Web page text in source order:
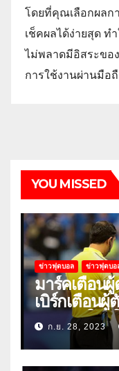
โดยที่คุณเลือกผลก
เช็คผลได้ง่ายสุด ท
ไม่พลาดมีอิสระขอ
การใช้งานผ่านมือ
YOU MISSED
ข่าวฟุตบอล ข่าวฟุตบอ
มาร์คเตือน
เบิร์กเตือนผู้
‘ยอมแพ้ใน
ก.ย. 28, 2023